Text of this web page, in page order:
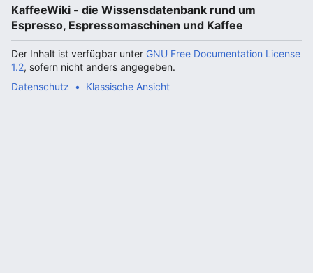
KaffeeWiki - die Wissensdatenbank rund um
Espresso, Espressomaschinen und Kaffee
Der Inhalt ist verfügbar unter GNU Free Documentation License
1.2, sofern nicht anders angegeben.
Datenschutz
Klassische Ansicht